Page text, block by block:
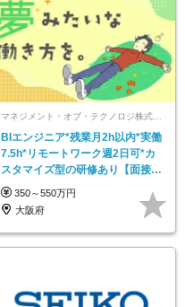
マネジメント・オブ・テクノロジ株式会社
BIエンジニア*残業月2h以内*実働
7.5h*リモートワーク週2日可*カ
スタマイズ型の研修あり【面接1
回】
350～550万円
大阪府